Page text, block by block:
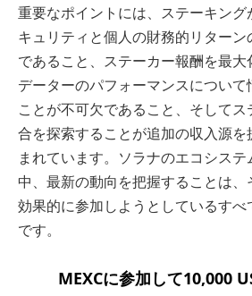
重要なポイントには、ステーキン
キュリティと個人の財務的リター
であること、ステーカー報酬を最大
データーのパフォーマンスについ
ことが不可欠であること、そして
合を探索することが追加の収入源
まれています。ソラナのエコシス
中、最新の動向を把握することは
効果的に参加しようとしているす
です。
MEXCに参加して10,000